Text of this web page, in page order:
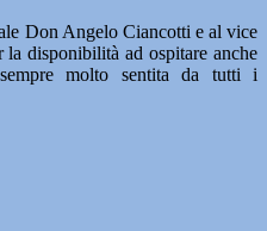
Don Angelo Ciancotti e al vice
disponibilità ad ospitare anche
molto sentita da tutti i